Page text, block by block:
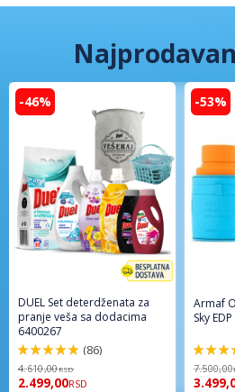
-46%
DUEL Set deterdženata za
pranje veša sa dodacima
6400267
98%
(86)
4.610,00RSD
2.499,00RSD
-53%
Armaf
Sky
94%
7.500,00